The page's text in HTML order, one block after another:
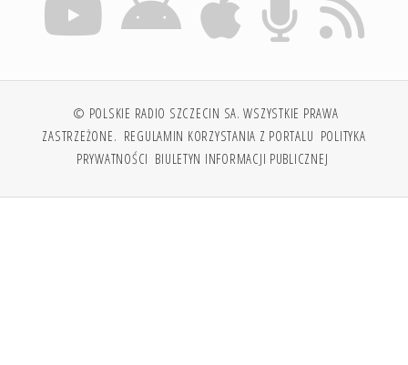
© POLSKIE RADIO SZCZECIN SA. WSZYSTKIE PRAWA
ZASTRZEŻONE. REGULAMIN KORZYSTANIA Z PORTALU POLITYKA
PRYWATNOŚCI BIULETYN INFORMACJI PUBLICZNEJ